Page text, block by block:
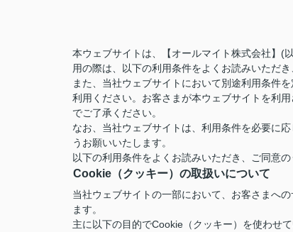
本ウェブサイトは、【オールマイト株式会社】(
用の際は、以下の利用条件をよくお読みいただ
また、当社ウェブサイトにおいて別途利用条件
利用ください。お客さまが本ウェブサイトを利
でご了承ください。
なお、当社ウェブサイトは、利用条件を必要に
うお願いいたします。
以下の利用条件をよくお読みいただき、ご同意
Cookie（クッキー）の取扱いについて
当社ウェブサイトの一部において、お客さまへ
ます。
主に以下の目的でCookie（クッキー）を使わせて